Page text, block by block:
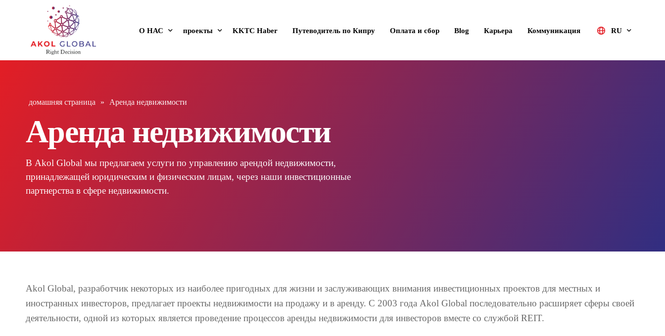
О НАС
Наша реклама
проекты
Будущие проекты
KKTC Haber Путеводитель по Кипру Оплата и сбор Blog Карьера Коммуникация RU
домашняя страница » Аренда недвижимости
Аренда недвижимости
В Akol Global мы предлагаем услуги по управлению арендой недвижимости,
принадлежащей юридическим и физическим лицам, через наши инвестиционные
партнерства в сфере недвижимости.
Akol Global, разработчик некоторых из наиболее пригодных для жизни и заслуживающих внимания инвестиционных проектов для местных и
иностранных инвесторов, предлагает проекты недвижимости на продажу и в аренду. С 2003 года Akol Global последовательно расширяет сферы своей
деятельности, одной из которых является проведение процессов аренды недвижимости для инвесторов вместе со службой REIT.